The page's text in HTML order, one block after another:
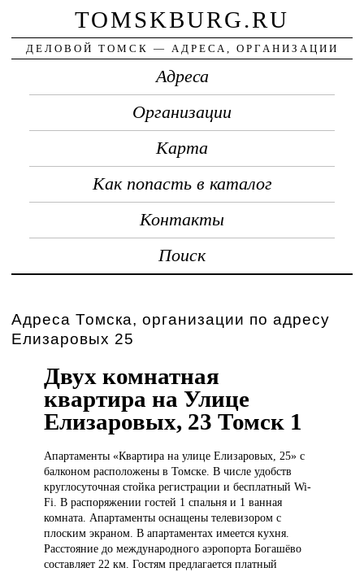
TOMSKBURG.RU
ДЕЛОВОЙ ТОМСК — АДРЕСА, ОРГАНИЗАЦИИ
Адреса
Организации
Карта
Как попасть в каталог
Контакты
Поиск
Адреса Томска, организации по адресу
Елизаровых 25
Двух комнатная
квартира на Улице
Елизаровых, 23 Томск 1
Апартаменты «Квартирана улице Елизаровых, 25» с
балконом расположены в Томске. В числе удобств
круглосуточная стойка регистрации и бесплатный Wi-
Fi. В распоряжении гостей 1 спальня и 1 ванная
комната. Апартаменты оснащены телевизором с
плоским экраном. В апартаментах имеется кухня.
Расстояние до международного аэропорта Богашёво
составляет 22 км. Гостям предлагается платный